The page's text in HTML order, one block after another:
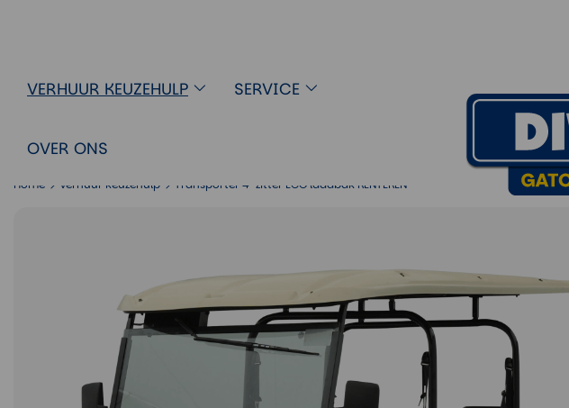
VERHUUR KEUZEHULP SERVICE
OVER ONS
Home Verhuur keuzehulp Transporter 4-zitter ECO laadbak KENTEKEN